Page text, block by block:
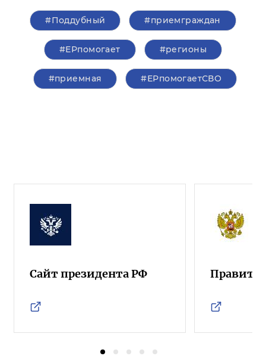
#Поддубный #приемграждан
#ЕРпомогает #регионы
#приемная #ЕРпомогаетСВО
Сайт президента РФ